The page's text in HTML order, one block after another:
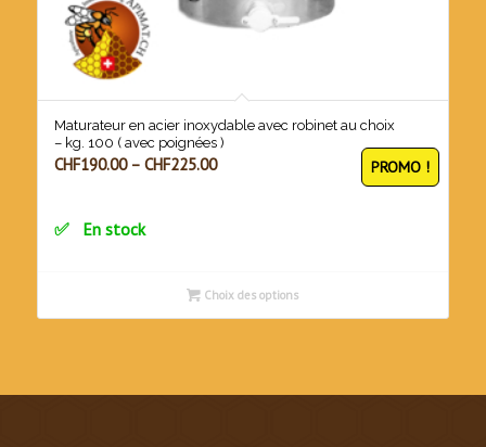
Maturateur en acier inoxydable avec robinet au choix
– kg. 100 ( avec poignées )
CHF190.00– CHF225.00 PROMO !
En stock
Choix des options